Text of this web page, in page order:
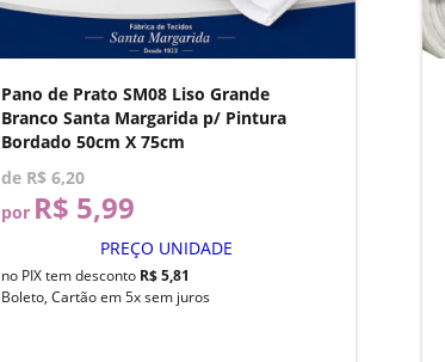
Pano de Prato SM08 Liso Grande
Branco Santa Margarida p/ Pintura
Bordado 50cm X 75cm
de R$ 6,20
por R$ 5,99
PREÇO UNIDADE
no PIX tem desconto R$ 5,81
Boleto, Cartão em 5x sem juros